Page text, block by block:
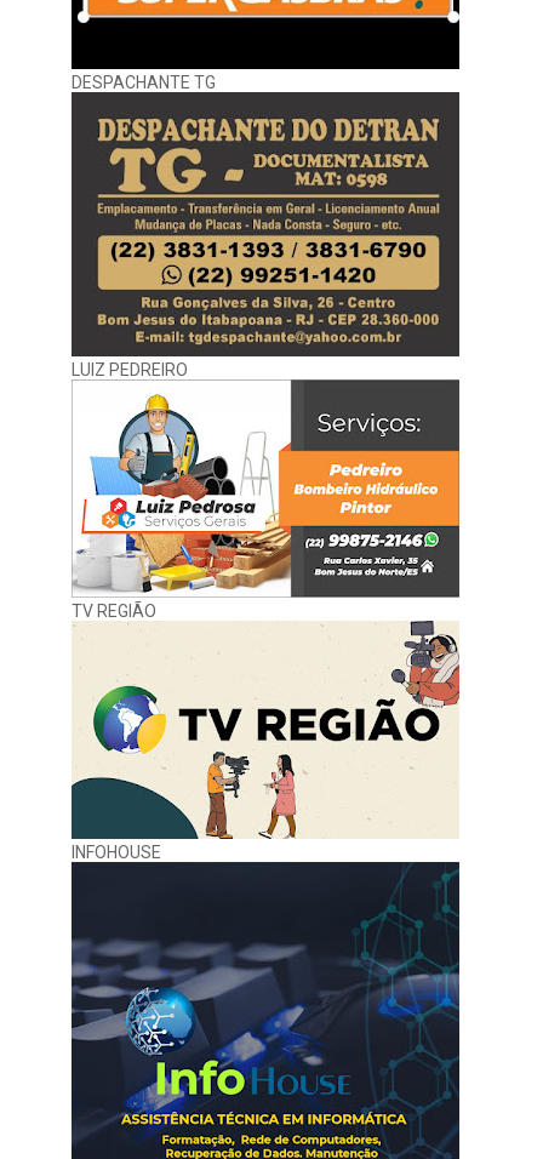
DESPACHANTE TG
LUIZ PEDREIRO
TV REGIÃO
INFOHOUSE